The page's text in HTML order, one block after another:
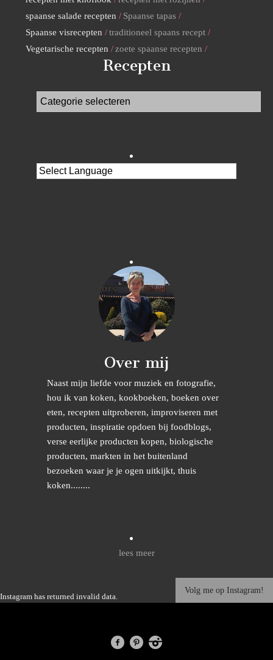
spaanse salade recepten
Spaanse tapas
Spaanse visrecepten
traditioneel spaans recept
Vegetarische recepten
zoete spaanse recepten
Recepten
Over mij
Naast mijn liefde voor muziek en fotografie,
hou ik van koken, kookboeken, boeken over
eten, recepten uitproberen, improviseren met
producten, inspiratie opdoen bij foodblogs,
verse eerlijke producten kopen, biologische
producten, markten in het buitenland
bezoeken waar je je ogen uitkijkt, thuis
koken........
lees meer
Instagram has returned invalid data.
Volg me op Instagram!